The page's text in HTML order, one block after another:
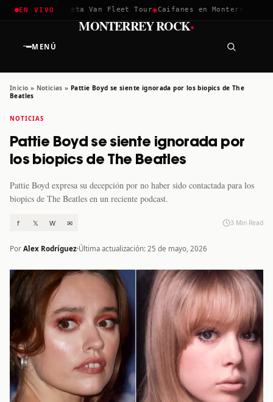
EN VIVO
2026 ✱Greta Van Fleet Tour✱Caifanes en Monterrey · 12
MENÚ
MONTERREY ROCK·
Inicio » Noticias » Pattie Boyd se siente ignorada por los biopics de The
Beatles
NOTICIAS
Pattie Boyd se siente ignorada por
los biopics de The Beatles
Pattie Boyd expresa su decepción por no haber sido contactada para los
biopics de The Beatles en un reciente podcast.
f 𝕏 W ✉ 3 Min Read
Por Alex Rodríguez Última actualización: 25 de mayo, 2026